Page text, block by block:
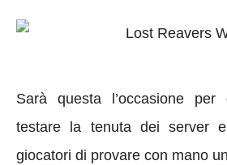
Sarà questa l’occasione
testare la tenuta dei server
giocatori di provare con mano